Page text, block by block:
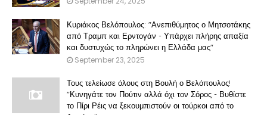
Κυριάκος Βελόπουλος: "Ανεπιθύμητος ο Μητσοτάκης
από Τραμπ και Ερντογάν - Υπάρχει πλήρης απαξία
και δυστυχώς το πληρώνει η Ελλάδα μας"
September 23, 2025
Τους τελείωσε όλους στη Βουλή ο Βελόπουλος!
"Κυνηγάτε τον Πούτιν αλλά όχι τον Σόρος - Βυθίστε
το Πίρι Ρέις να ξεκουμπιστούν οι τούρκοι από το